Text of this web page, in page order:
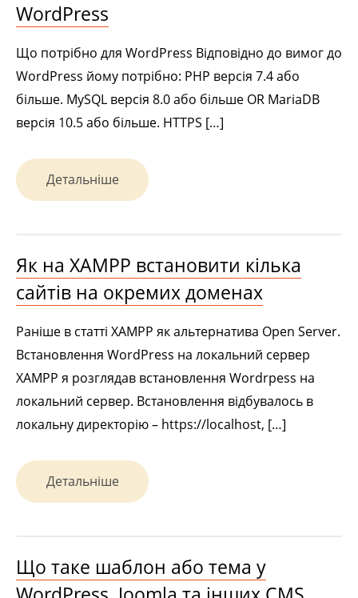
WordPress
Що потрібно для WordPress Відповідно до вимог до
WordPress йому потрібно: PHP версія 7.4 або
більше. MySQL версія 8.0 або більше OR MariaDB
версія 10.5 або більше. HTTPS […]
Детальніше
Як на XAMPP встановити кілька
сайтів на окремих доменах
Раніше в статті XAMPP як альтернатива Open Server.
Встановлення WordPress на локальний сервер
XAMPP я розглядав встановлення Wordrpess на
локальний сервер. Встановлення відбувалось в
локальну директорію – https://localhost, […]
Детальніше
Що таке шаблон або тема у